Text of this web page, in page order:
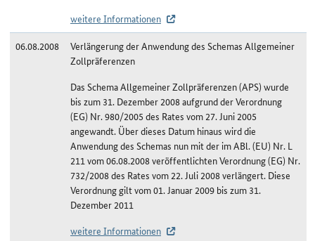
weitere Informationen
06.08.2008
Verlängerung der Anwendung des Schemas Allgemeiner
Zollpräferenzen
Das Schema Allgemeiner Zollpräferenzen (APS) wurde
bis zum 31. Dezember 2008 aufgrund der Verordnung
(EG) Nr. 980/2005 des Rates vom 27. Juni 2005
angewandt. Über dieses Datum hinaus wird die
Anwendung des Schemas nun mit der im ABl. (EU) Nr. L
211 vom 06.08.2008 veröffentlichten Verordnung (EG) Nr.
732/2008 des Rates vom 22. Juli 2008 verlängert. Diese
Verordnung gilt vom 01. Januar 2009 bis zum 31.
Dezember 2011
weitere Informationen